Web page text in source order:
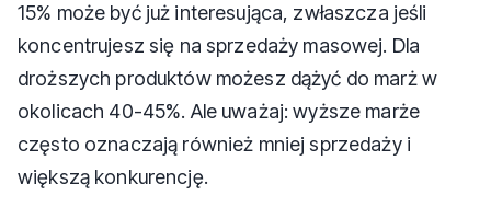
15% może być już interesująca, zwłaszcza jeśli
koncentrujesz się na sprzedaży masowej. Dla
droższych produktów możesz dążyć do marż w
okolicach 40-45%. Ale uważaj: wyższe marże
często oznaczają również mniej sprzedaży i
większą konkurencję.